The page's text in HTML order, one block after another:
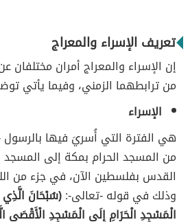
تعريف الإسراء والمعراج
إن الإسراء والمعراج أمران مختلفان
من ترابطهما الزمني، وفيما يأتي
الإسراء
هي الفترة التي أُسريَ فيها
من المسجد الحرام بمكة إلى
القدس بفلسطين الآن، في جزء من
وذلك في قوله -تعالى-:(سُبْحَانَ
الْمَسْجِدِ الْحَرَامِ إِلَى الْمَسْجِدِ الْأَقْصَى